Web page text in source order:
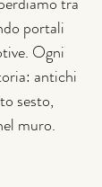
portali
Ogni
antichi
sesto,
muro.